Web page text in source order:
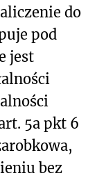
do
pod
jest
5a pkt 6
bez